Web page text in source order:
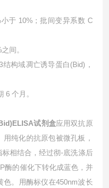
于 10%；批间变异系数 C
间。
构域凋亡诱导蛋白(Bid)，
个月。
试剂盒应用双抗原
纯化的抗原包被微孔板，
相结合，经过彻-底洗涤后
酶的催化下转化成蓝色，并
。用酶标仪在450nm波长